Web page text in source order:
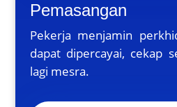
Pemasangan
Pekerja menjamin
dapat dipercayai, cekap
lagi mesra.